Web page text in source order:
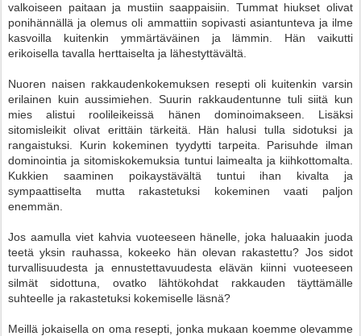
valkoiseen paitaan ja mustiin saappaisiin. Tummat hiukset olivat
ponihännällä ja olemus oli ammattiin sopivasti asiantunteva ja ilme
kasvoilla kuitenkin ymmärtäväinen ja lämmin. Hän vaikutti
erikoisella tavalla herttaiselta ja lähestyttävältä.
Nuoren naisen rakkaudenkokemuksen resepti oli kuitenkin varsin
erilainen kuin aussimiehen. Suurin rakkaudentunne tuli siitä kun
mies alistui roolileikeissä hänen dominoimakseen. Lisäksi
sitomisleikit olivat erittäin tärkeitä. Hän halusi tulla sidotuksi ja
rangaistuksi. Kurin kokeminen tyydytti tarpeita. Parisuhde ilman
dominointia ja sitomiskokemuksia tuntui laimealta ja kiihkottomalta.
Kukkien saaminen poikaystävältä tuntui ihan kivalta ja
sympaattiselta mutta rakastetuksi kokeminen vaati paljon
enemmän.
Jos aamulla viet kahvia vuoteeseen hänelle, joka haluaakin juoda
teetä yksin rauhassa, kokeeko hän olevan rakastettu? Jos sidot
turvallisuudesta ja ennustettavuudesta elävän kiinni vuoteeseen
silmät sidottuna, ovatko lähtökohdat rakkauden täyttämälle
suhteelle ja rakastetuksi kokemiselle läsnä?
Meillä jokaisella on oma resepti, jonka mukaan koemme olevamme